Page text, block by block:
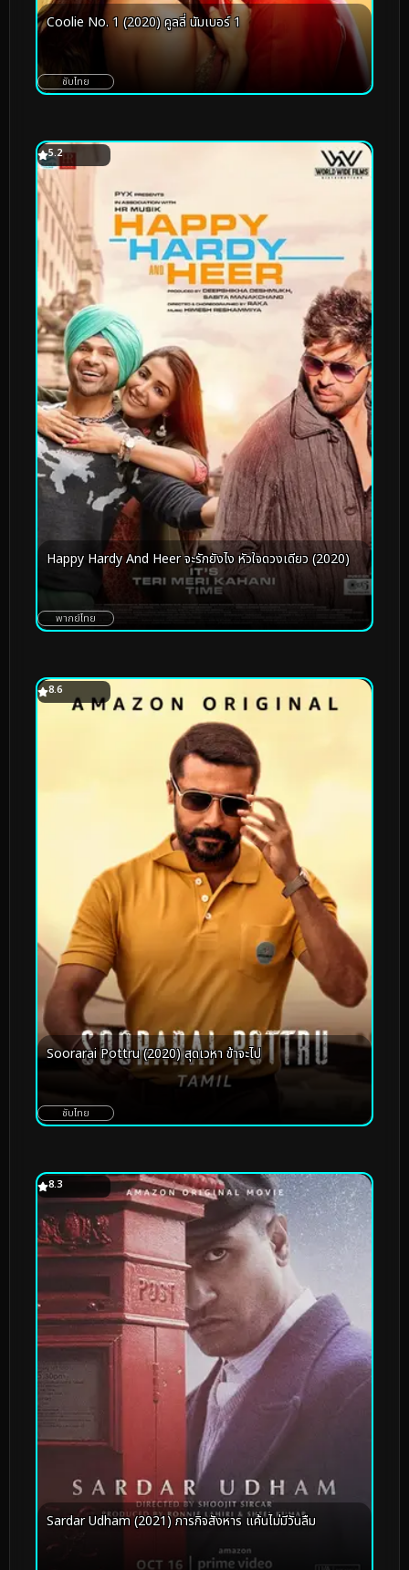
Coolie No. 1 (2020) คูลลี่ นัมเบอร์ 1
ซับไทย
5.2
Happy Hardy And Heer จะรักยังไง หัวใจดวงเดียว (2020)
พากย์ไทย
8.6
Soorarai Pottru (2020) สุดเวหา ข้าจะไป
ซับไทย
8.3
Sardar Udham (2021) ภารกิจสังหาร แค้นไม่มีวันลืม